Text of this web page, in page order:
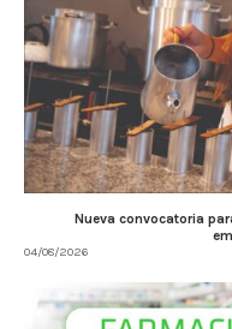
Nueva convocatoria
04/08/2026